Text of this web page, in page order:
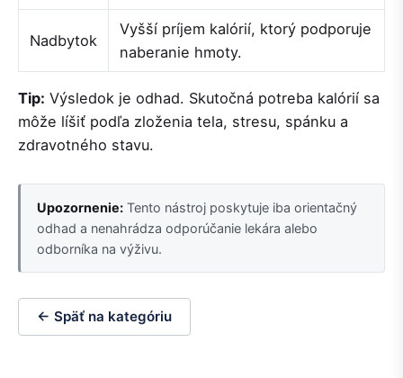
Nadbytok
Vyšší príjem kalórií, ktorý podporuje
naberanie hmoty.
Tip: Výsledok je odhad. Skutočná potreba kalórií sa
môže líšiť podľa zloženia tela, stresu, spánku a
zdravotného stavu.
Upozornenie: Tento nástroj poskytuje iba orientačný
odhad a nenahrádza odporúčanie lekára alebo
odborníka na výživu.
← Späť na kategóriu